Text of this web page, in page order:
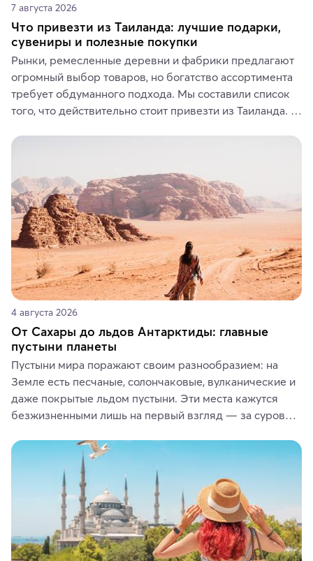
7 августа 2026
Что привезти из Таиланда: лучшие подарки,
сувениры и полезные покупки
Рынки, ремесленные деревни и фабрики предлагают
огромный выбор товаров, но богатство ассортимента
требует обдуманного подхода. Мы составили список
того, что действительно стоит привезти из Таиланда.
средства, одежду, украшения, предметы интерьера
где их купить.
4 августа 2026
От Сахары до льдов Антарктиды: главные
пустыни планеты
Пустыни мира поражают своим разнообразием: на
Земле есть песчаные, солончаковые, вулканические и
даже покрытые льдом пустыни. Эти места кажутся
безжизненными лишь на первый взгляд — за суровой
животные и маршруты, которые дарят одни из самых
ярких впечатлений от путешествий.